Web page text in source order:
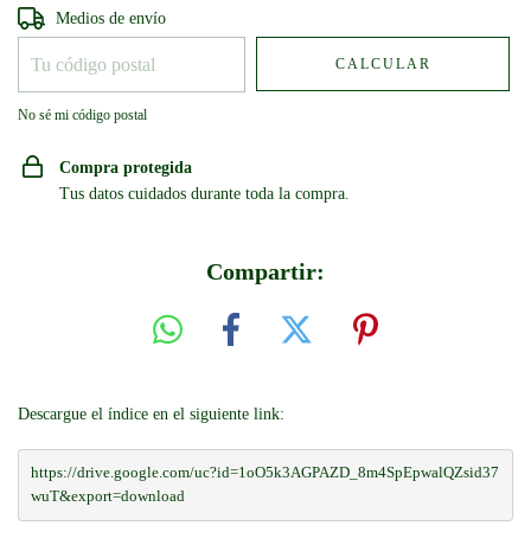
Entregas para el CP:
Medios de envío
CALCULAR
No sé mi código postal
Compra protegida
Tus datos cuidados durante toda la compra.
Compartir:
Descargue el índice en el siguiente link:
https://drive.google.com/uc?id=1oO5k3AGPAZD_8m4SpEpwalQZsid37
wuT&export=download